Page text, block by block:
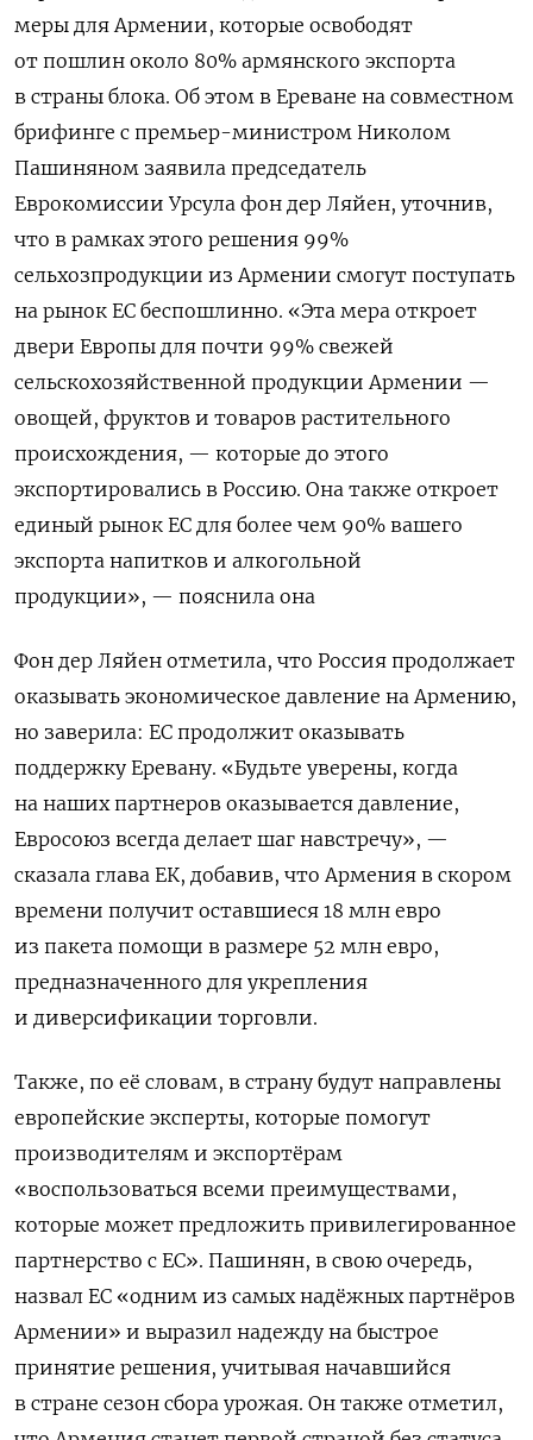
меры для Армении, которые освободят
от пошлин около 80% армянского экспорта
в страны блока. Об этом в Ереване на совместном
брифинге с премьер-министром Николом
Пашиняном заявила председатель
Еврокомиссии Урсула фон дер Ляйен, уточнив,
что в рамках этого решения 99%
сельхозпродукции из Армении смогут поступать
на рынок ЕС беспошлинно. «Эта мера откроет
двери Европы для почти 99% свежей
сельскохозяйственной продукции Армении —
овощей, фруктов и товаров растительного
происхождения, — которые до этого
экспортировались в Россию. Она также откроет
единый рынок ЕС для более чем 90% вашего
экспорта напитков и алкогольной
продукции», — пояснила она
Фон дер Ляйен отметила, что Россия продолжает
оказывать экономическое давление на Армению,
но заверила: ЕС продолжит оказывать
поддержку Еревану. «Будьте уверены, когда
на наших партнеров оказывается давление,
Евросоюз всегда делает шаг навстречу», —
сказала глава ЕК, добавив, что Армения в скором
времени получит оставшиеся 18 млн евро
из пакета помощи в размере 52 млн евро,
предназначенного для укрепления
и диверсификации торговли.
Также, по её словам, в страну будут направлены
европейские эксперты, которые помогут
производителям и экспортёрам
«воспользоваться всеми преимуществами,
которые может предложить привилегированное
партнерство с ЕС». Пашинян, в свою очередь,
назвал ЕС «одним из самых надёжных партнёров
Армении» и выразил надежду на быстрое
принятие решения, учитывая начавшийся
в стране сезон сбора урожая. Он также отметил,